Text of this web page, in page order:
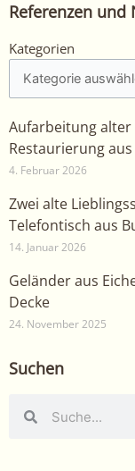
Referenzen und
Kategorien
Kategorien
Aufarbeitung alter
Restaurierung
4. Februar 2026
Zwei alte
Telefontisch aus
14. Januar 2026
Geländer aus
Decke
24. November 2025
Suchen